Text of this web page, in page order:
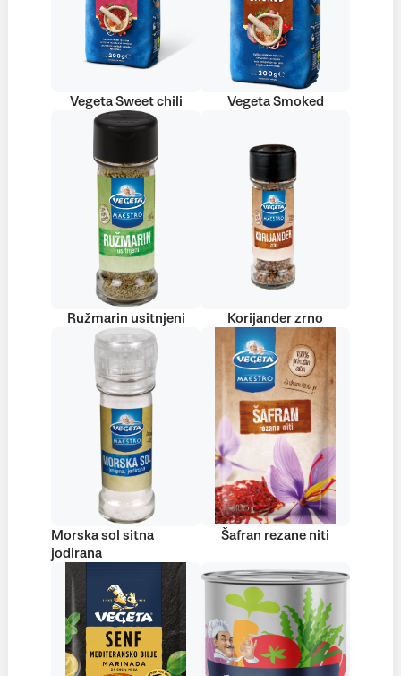
Vegeta Sweet chili Vegeta Smoked
Ružmarin usitnjeni Korijander zrno
Morska sol sitna
jodirana
Šafran rezane niti